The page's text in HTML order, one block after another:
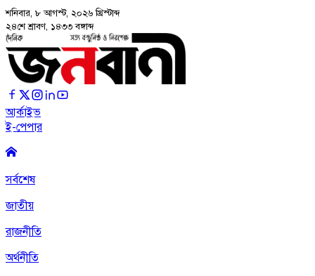
শনিবার, ৮ আগস্ট, ২০২৬ খ্রিস্টাব্দ
২৪শে শ্রাবণ, ১৪৩৩ বঙ্গাব্দ
আর্কাইভ
ই-পেপার
সর্বশেষ
জাতীয়
রাজনীতি
অর্থনীতি